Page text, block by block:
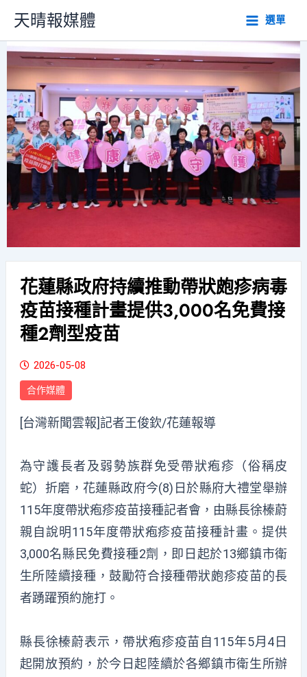
主
內
容
天晴報媒體 選單
花蓮縣政府持續推動帶狀皰疹病毒
疫苗接種計畫提供3,000名免費接
種2劑型疫苗
2026-05-08
合作媒體
[台灣新聞雲報]記者王俊欽/花蓮報導
為守護長者及弱勢族群免受帶狀疱疹（俗稱皮
蛇）折磨，花蓮縣政府今(8)日於縣府大禮堂舉辦
115年度帶狀疱疹疫苗接種記者會，由縣長徐榛蔚
親自說明115年度帶狀疱疹疫苗接種計畫。提供
3,000名縣民免費接種2劑，即日起於13鄉鎮市衛
生所陸續接種，鼓勵符合接種帶狀皰疹疫苗的長
者踴躍預約施打。
縣長徐榛蔚表示，帶狀疱疹疫苗自115年5月4日
起開放預約，於今日起陸續於各鄉鎮市衛生所辦